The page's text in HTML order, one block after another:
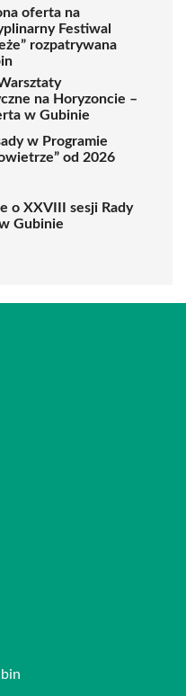
oferta na
Festiwal
rozpatrywana
na Horyzoncie –
w Gubinie
w Programie
od 2026
o XXVIII sesji Rady
Gubinie